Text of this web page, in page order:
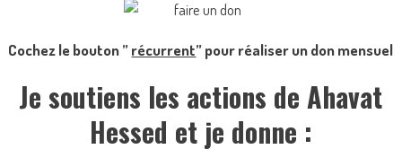
Cochez le bouton ”récurrent” pour réaliser un don mensuel
Je soutiens les actions de Ahavat
Hessed et je donne :